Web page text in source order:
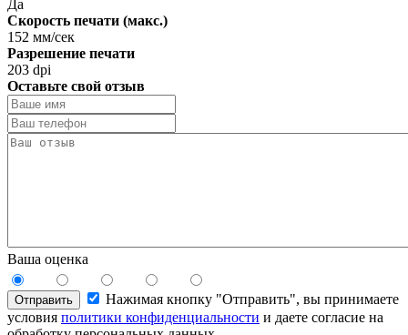
Да
Скорость печати (макс.)
152 мм/сек
Разрешение печати
203 dpi
Оставьте свой отзыв
Ваша оценка
Отправить
Нажимая кнопку "Отправить", вы принимаете
условия политики конфиденциальности и даете согласие на